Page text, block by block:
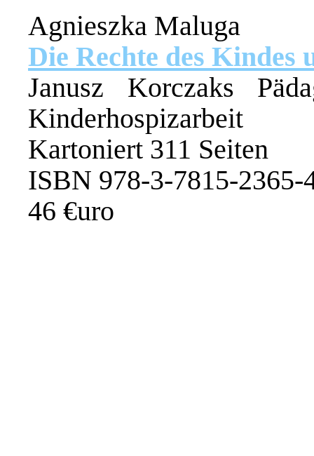
Agnieszka Maluga
Die Rechte des Kindes
Janusz Korczaks
Kinderhospizarbeit
Kartoniert 311 Seiten
ISBN 978-3-7815-2365-
46 €uro